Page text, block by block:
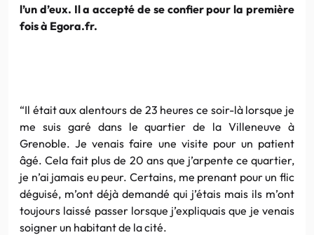
l’un d’eux. Il a accepté de se confier pour la première
fois à Egora.fr.
“Il était aux alentours de 23 heures ce soir-là lorsque je
me suis garé dans le quartier de la Villeneuve à
Grenoble. Je venais faire une visite pour un patient
âgé. Cela fait plus de 20 ans que j’arpente ce quartier,
je n’ai jamais eu peur. Certains, me prenant pour un flic
déguisé, m’ont déjà demandé qui j’étais mais ils m’ont
toujours laissé passer lorsque j’expliquais que je venais
soigner un habitant de la cité.